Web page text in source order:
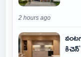
2 hours ago